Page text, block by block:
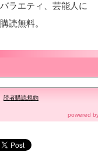
ラエティ、芸能人に
読無料。
読者購読規約
powered